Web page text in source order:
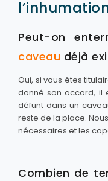
Peut-on
caveau déjà
Oui, si vous êtes
donné son accord, il
défunt dans un
reste de la place.
nécessaires et les
Combien de